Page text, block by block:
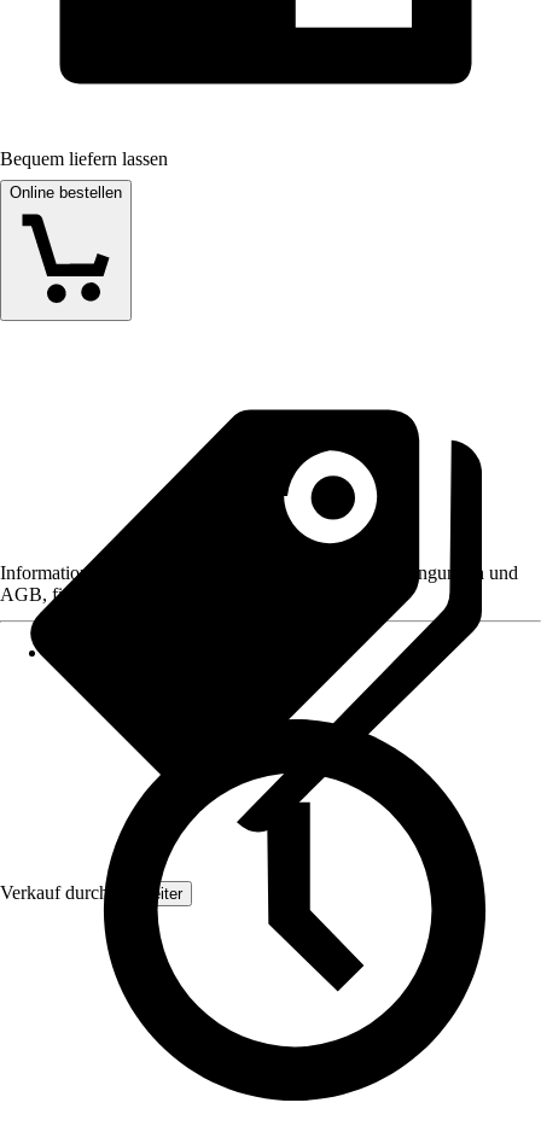
Bequem liefern lassen
Online bestellen
Verkauf durch: Topleiter
Informationen des Verkäufers, wie z. B. Rückgabebedingungen und
AGB, finden Sie bei Klick auf den Verkäufernamen.